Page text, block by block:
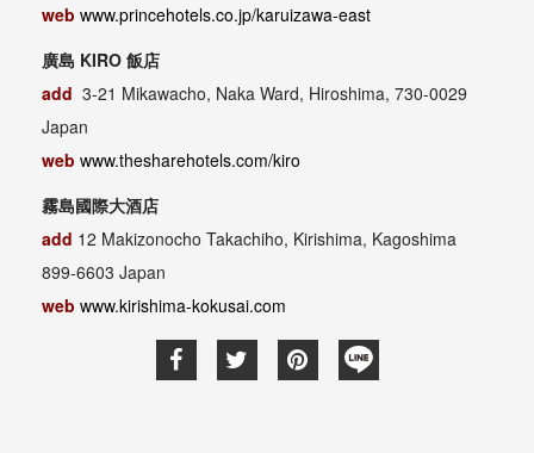
web www.princehotels.co.jp/karuizawa-east
廣島 KIRO 飯店
add 3-21 Mikawacho, Naka Ward, Hiroshima, 730-0029
Japan
web www.thesharehotels.com/kiro
霧島國際大酒店
add 12 Makizonocho Takachiho, Kirishima, Kagoshima
899-6603 Japan
web www.kirishima-kokusai.com